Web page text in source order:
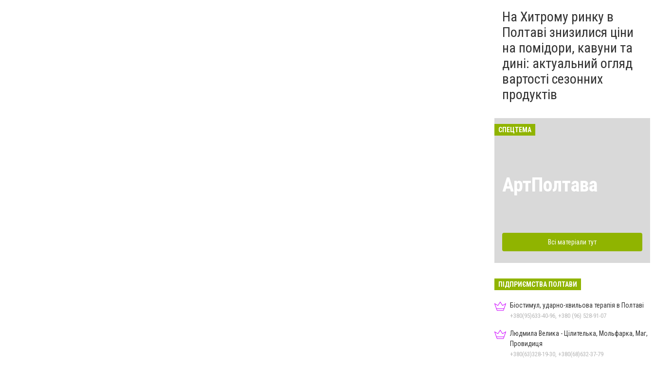
На Хитрому ринку в
Полтаві знизилися ціни
на помідори, кавуни та
дині: актуальний огляд
вартості сезонних
продуктів
СПЕЦТЕМА
АртПолтава
Всі матеріали тут
ПІДПРИЄМСТВА ПОЛТАВИ
Біостимул, ударно-хвильова терапія в Полтаві
+380(95)633-40-96, +380 (96) 528-91-07
Людмила Велика - Цілителька, Мольфарка, Маг,
Провидиця
+380(63)328-19-30, +380(68)632-37-79